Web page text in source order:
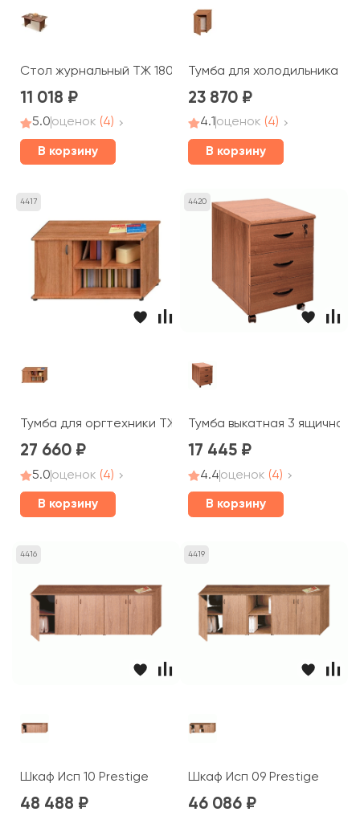
Стол журнальный ТЖ 180 Prestige
11 018
5.0оценок (4)
В корзину
Тумба для холодильника
23 870
4.1оценок (4)
В корзину
4417
Тумба для оргтехники ТЖ 205 Prestige
27 660
5.0оценок (4)
В корзину
4420
Тумба выкатная 3
17 445
4.4оценок (4)
В корзину
4416
Шкаф Исп 10 Prestige
48 488
4419
Шкаф Исп 09 Prestige
46 086